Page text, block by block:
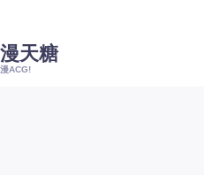
漫天糖
漫ACG!